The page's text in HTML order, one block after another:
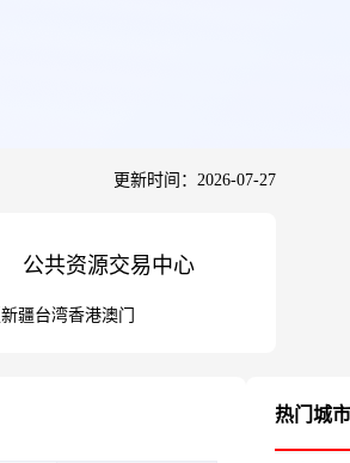
更新时间：2026-07-27
公共资源交易中心
新疆台湾香港澳门
热门城市